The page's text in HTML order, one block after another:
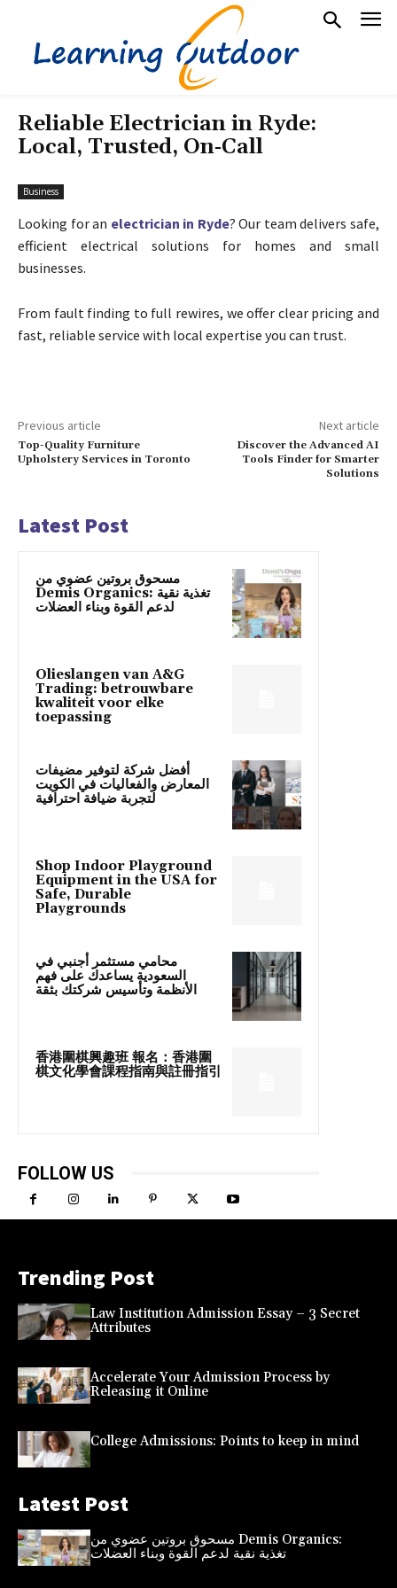
Reliable Electrician in Ryde:
Local, Trusted, On‑Call
Business
Looking for an electrician in Ryde? Our team delivers safe,
efficient electrical solutions for homes and small
businesses.
From fault finding to full rewires, we offer clear pricing and
fast, reliable service with local expertise you can trust.
Previous article
Top-Quality Furniture
Upholstery Services in Toronto
Next article
Discover the Advanced AI
Tools Finder for Smarter
Solutions
Latest Post
مسحوق بروتين عضوي من
Demis Organics: تغذية نقية
لدعم القوة وبناء العضلات
Olieslangen van A&G
Trading: betrouwbare
kwaliteit voor elke
toepassing
أفضل شركة لتوفير مضيفات
المعارض والفعاليات في الكويت
لتجربة ضيافة احترافية
Shop Indoor Playground
Equipment in the USA for
Safe, Durable
Playgrounds
محامي مستثمر أجنبي في
السعودية يساعدك على فهم
الأنظمة وتأسيس شركتك بثقة
香港圍棋興趣班 報名：香港圍
棋文化學會課程指南與註冊指引
FOLLOW US
Trending Post
Law Institution Admission Essay – 3 Secret
Attributes
Accelerate Your Admission Process by
Releasing it Online
College Admissions: Points to keep in mind
Latest Post
مسحوق بروتين عضوي من Demis Organics:
تغذية نقية لدعم القوة وبناء العضلات